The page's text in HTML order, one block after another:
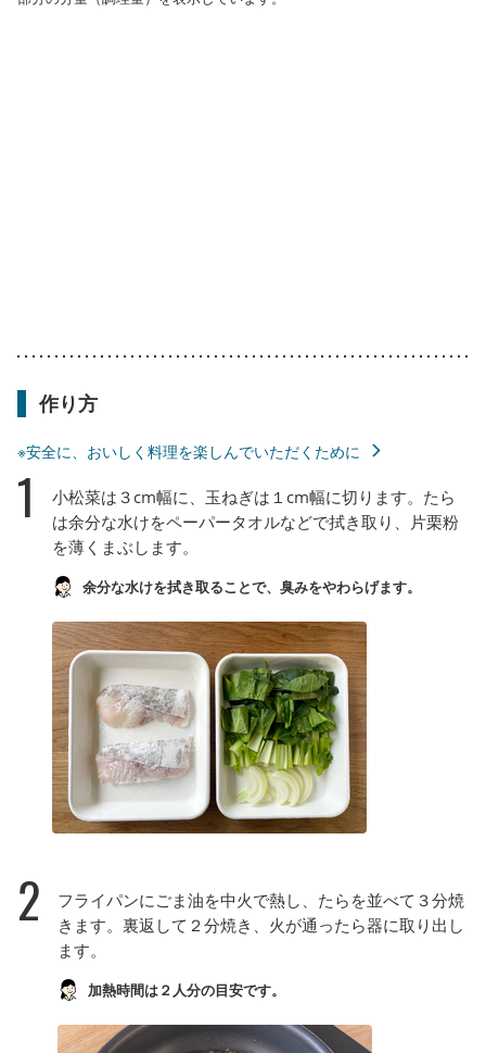
作り方
※安全に、おいしく料理を楽しんでいただくために
1
小松菜は３cm幅に、玉ねぎは１cm幅に切ります。たら
は余分な水けをペーパータオルなどで拭き取り、片栗粉
を薄くまぶします。
余分な水けを拭き取ることで、臭みをやわらげます。
2
フライパンにごま油を中火で熱し、たらを並べて３分焼
きます。裏返して２分焼き、火が通ったら器に取り出し
ます。
加熱時間は２人分の目安です。